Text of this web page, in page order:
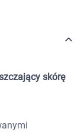
skórę